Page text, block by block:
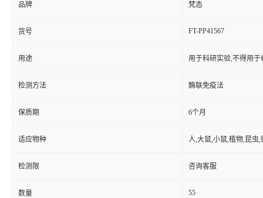
品牌 梵态
货号 FT-PP41567
用途 用于科研实验,不得用于
检测方法 酶联免疫法
保质期 6个月
适应物种 人,大鼠,小鼠,植物,昆虫,
检测限 咨询客服
数量 55